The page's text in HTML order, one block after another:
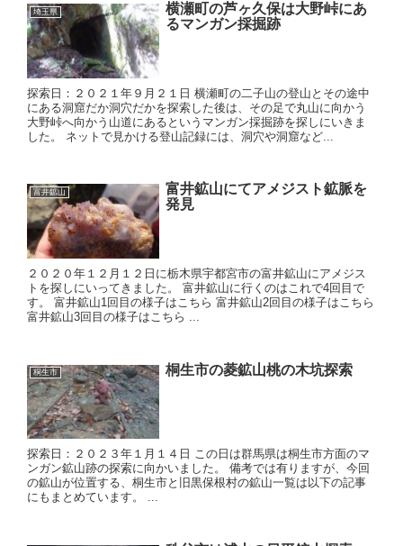
埼玉県
横瀬町の芦ヶ久保は大野峠にあ
るマンガン採掘跡
探索日：２０２１年９月２１日 横瀬町の二子山の登山とその途中
にある洞窟だか洞穴だかを探索した後は、その足で丸山に向かう
大野峠へ向かう山道にあるというマンガン採掘跡を探しにいきま
した。 ネットで見かける登山記録には、洞穴や洞窟など...
富井鉱山
富井鉱山にてアメジスト鉱脈を
発見
２０２０年１２月１２日に栃木県宇都宮市の富井鉱山にアメジス
トを探しにいってきました。 富井鉱山に行くのはこれで4回目で
す。 富井鉱山1回目の様子はこちら 富井鉱山2回目の様子はこちら
富井鉱山3回目の様子はこちら ...
桐生市 桐生市の菱鉱山桃の木坑探索
探索日：２０２３年１月１４日 この日は群馬県は桐生市方面のマ
ンガン鉱山跡の探索に向かいました。 備考では有りますが、今回
の鉱山が位置する、桐生市と旧黒保根村の鉱山一覧は以下の記事
にもまとめています。 ...